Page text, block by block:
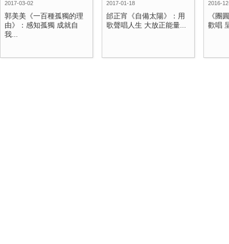
2017-03-02
郭美美《一百種孤獨的理
由》：感知孤獨 成就自
我...
2017-01-18
邰正宵《自備太陽》：用
歌聲唱人生 大放正能量...
2016-
《團
歡唱